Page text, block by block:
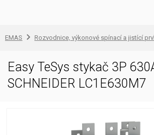
EMAS Rozvodnice, výkonové spínací a jistící
Easy TeSys stykač 3P
SCHNEIDER LC1E630M7